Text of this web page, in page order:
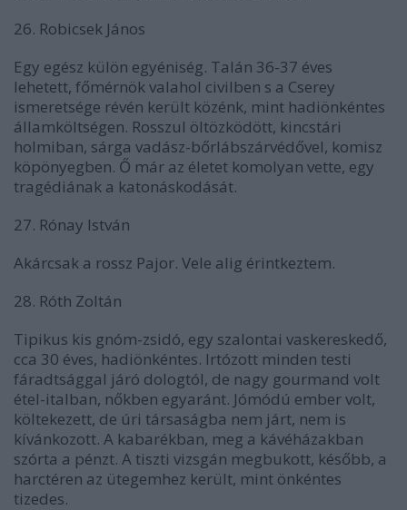
26. Robicsek János
Egy egész külön egyéniség. Talán 36-37 éves
lehetett, főmérnök valahol civilben s a Cserey
ismeretsége révén került közénk, mint hadiönkéntes
államköltségen. Rosszul öltözködött, kincstári
holmiban, sárga vadász-bőrlábszárvédővel, komisz
köpönyegben. Ő már az életet komolyan vette, egy
tragédiának a katonáskodását.
27. Rónay István
Akárcsak a rossz Pajor. Vele alig érintkeztem.
28. Róth Zoltán
Tipikus kis gnóm-zsidó, egy szalontai vaskereskedő,
cca 30 éves, hadiönkéntes. Irtózott minden testi
fáradtsággal járó dologtól, de nagy gourmand volt
étel-italban, nőkben egyaránt. Jómódú ember volt,
költekezett, de úri társaságba nem járt, nem is
kívánkozott. A kabarékban, meg a kávéházakban
szórta a pénzt. A tiszti vizsgán megbukott, később, a
harctéren az ütegemhez került, mint önkéntes
tizedes.